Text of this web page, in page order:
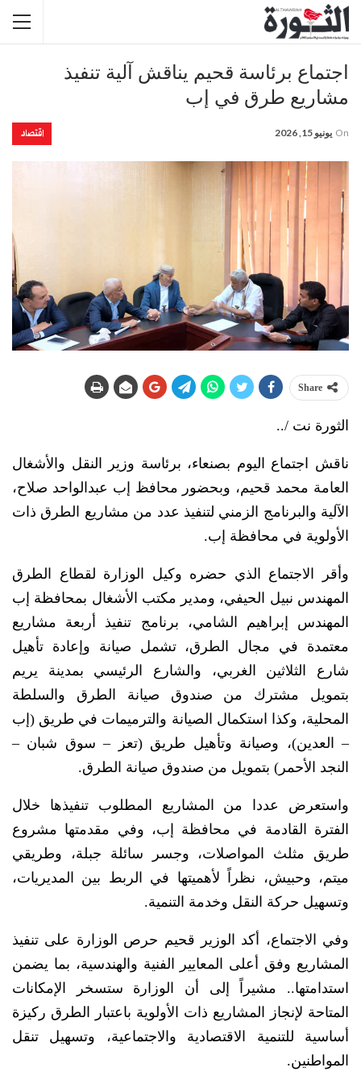
اجتماع برئاسة قحيم يناقش آلية تنفيذ
مشاريع طرق في إب
اقتصاد On يونيو 15, 2026
Share
الثورة نت /..
ناقش اجتماع اليوم بصنعاء، برئاسة وزير النقل والأشغال
العامة محمد قحيم، وبحضور محافظ إب عبدالواحد صلاح،
الآلية والبرنامج الزمني لتنفيذ عدد من مشاريع الطرق ذات
الأولوية في محافظة إب.
وأقر الاجتماع الذي حضره وكيل الوزارة لقطاع الطرق
المهندس نبيل الحيفي، ومدير مكتب الأشغال بمحافظة إب
المهندس إبراهيم الشامي، برنامج تنفيذ أربعة مشاريع
معتمدة في مجال الطرق، تشمل صيانة وإعادة تأهيل
شارع الثلاثين الغربي، والشارع الرئيسي بمدينة يريم
بتمويل مشترك من صندوق صيانة الطرق والسلطة
المحلية، وكذا استكمال الصيانة والترميمات في طريق (إب
– العدين)، وصيانة وتأهيل طريق (تعز – سوق شبان –
النجد الأحمر) بتمويل من صندوق صيانة الطرق.
واستعرض عددا من المشاريع المطلوب تنفيذها خلال
الفترة القادمة في محافظة إب، وفي مقدمتها مشروع
طريق مثلث المواصلات، وجسر سائلة جبلة، وطريقي
ميتم، وحبيش، نظراً لأهميتها في الربط بين المديريات،
وتسهيل حركة النقل وخدمة التنمية.
وفي الاجتماع، أكد الوزير قحيم حرص الوزارة على تنفيذ
المشاريع وفق أعلى المعايير الفنية والهندسية، بما يضمن
استدامتها.. مشيراً إلى أن الوزارة ستسخر الإمكانات
المتاحة لإنجاز المشاريع ذات الأولوية باعتبار الطرق ركيزة
أساسية للتنمية الاقتصادية والاجتماعية، وتسهيل تنقل
المواطنين.